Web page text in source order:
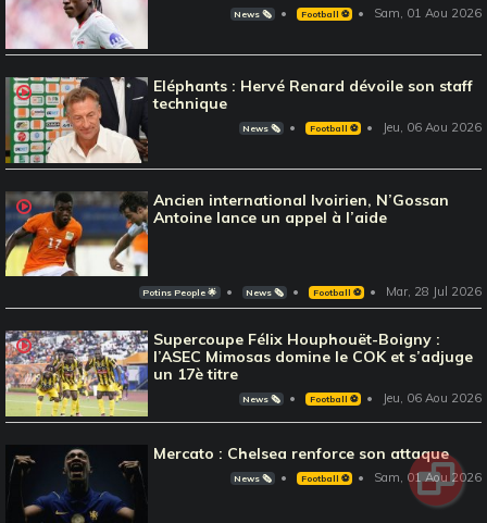
News 🗞️ Football ⚽️ Sam, 01 Aou 2026
Eléphants : Hervé Renard dévoile son staff
technique
News 🗞️ Football ⚽️ Jeu, 06 Aou 2026
Ancien international Ivoirien, N’Gossan
Antoine lance un appel à l’aide
Potins People 🌟 News 🗞️ Football ⚽️ Mar, 28 Jul 2026
Supercoupe Félix Houphouët-Boigny :
l’ASEC Mimosas domine le COK et s’adjuge
un 17è titre
News 🗞️ Football ⚽️ Jeu, 06 Aou 2026
Mercato : Chelsea renforce son attaque
News 🗞️ Football ⚽️ Sam, 01 Aou 2026